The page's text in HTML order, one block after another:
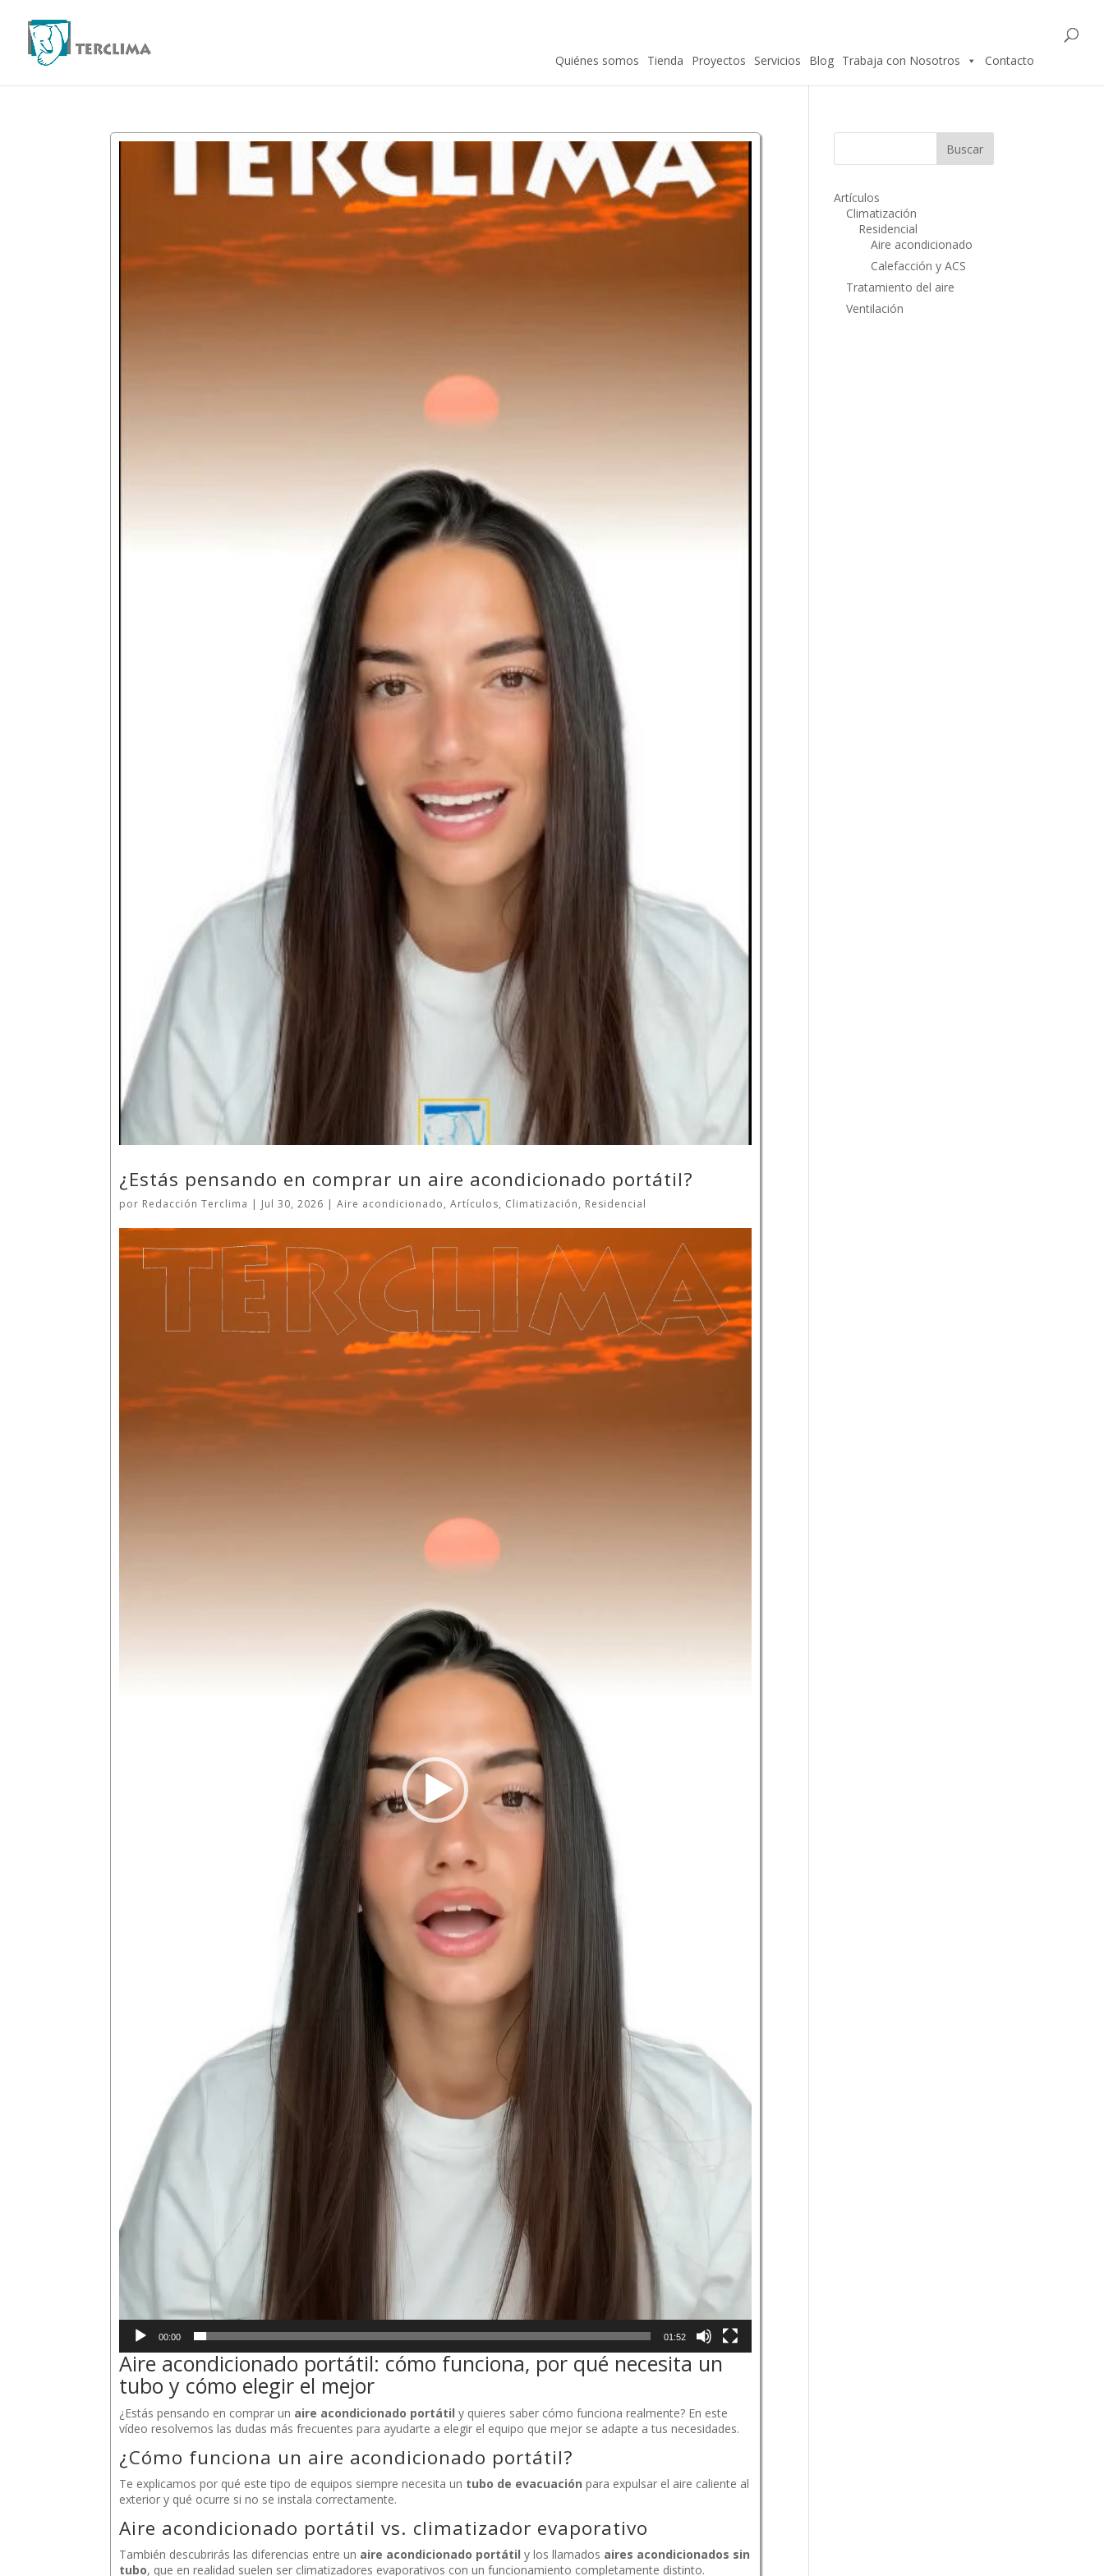
Quiénes somos Tienda Proyectos Servicios Blog Trabaja con Nosotros Contacto
¿Estás pensando en comprar un aire acondicionado portátil?
por Redacción Terclima | Jul 30, 2026 |Aire acondicionado,Artículos, Climatización, Residencial
Reproductor
de
vídeo
00:00 01:52
Aire acondicionado portátil: cómo funciona, por qué necesita un
tubo y cómo elegir el mejor
¿Estás pensando en comprar un aire acondicionado portátil y quieres saber cómo funciona realmente? En este
vídeo resolvemos las dudas más frecuentes para ayudarte a elegir el equipo que mejor se adapte a tus necesidades.
¿Cómo funciona un aire acondicionado portátil?
Te explicamos por qué este tipo de equipos siempre necesita un tubo de evacuación para expulsar el aire caliente al
exterior y qué ocurre si no se instala correctamente.
Aire acondicionado portátil vs. climatizador evaporativo
También descubrirás las diferencias entre un aire acondicionado portátil y los llamados aires acondicionados sin
tubo, que en realidad suelen ser climatizadores evaporativos con un funcionamiento completamente distinto.
Artículos
Climatización
Residencial
Aire acondicionado
Calefacción y ACS
Tratamiento del aire
Ventilación